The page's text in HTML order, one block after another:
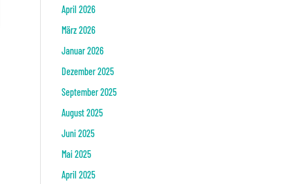
basteln []
April 2026
März 2026
Januar 2026
Dezember 2025
September 2025
August 2025
Juni 2025
Mai 2025
April 2025